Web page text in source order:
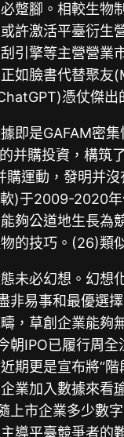
蹩腳。相較生
許激活平臺衍
引擎等主營營
如臉書代替聚
憑仗傑
即是GAFAM密
購投資，構筑
購運動，發明并
)于2009-2020
夠公道地生長
的技巧。(26)類
未必幻想。幻
非易事和最優選
，草創企業能
朝IPO已履行周
期更是宣布將“
業加入數據來看
上市企業多少數
導平臺競爭者的